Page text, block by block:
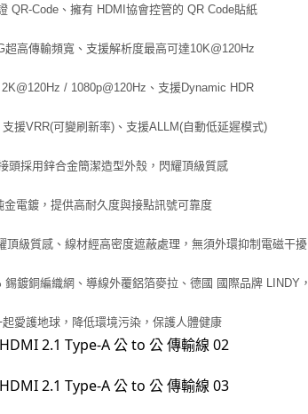
QR-Code、擁有 HDMI協會控管的 QR Code貼紙
超高傳輸頻寬、支援解析度最高可達10K@120Hz
/ 1080p@120Hz、支援Dynamic HDR
援VRR(可變刷新率)、支援ALLM(自動低延遲模式)
頭採用鋅合金簡潔造型外殼，閃耀頂級質感
電鍍，提供高耐久度與接點訊號可靠度
級質感、線材經高密度遮蔽處理，無須外環抑制電磁干擾
鍍銅編織網、導線外覆鋁箔麥拉、德國 國際品牌 LINDY，
愛護地球，降低環境污染，保護人體健康